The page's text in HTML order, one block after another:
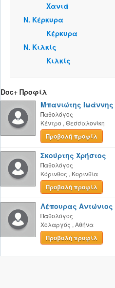
Χανιά
Ν. Κέρκυρα
Κέρκυρα
Ν. Κιλκίς
Κιλκίς
Doc+ Προφίλ
Μπανιώτης Ιωάννης
Παθολόγος
Κέντρο , Θεσσαλονίκη
Προβολή προφίλ
Σκούρτης Χρήστος
Παθολόγος
Κόρινθος , Κορινθία
Προβολή προφίλ
Λέπουρας Αντώνιος
Παθολόγος
Χολαργός , Αθήνα
Προβολή προφίλ